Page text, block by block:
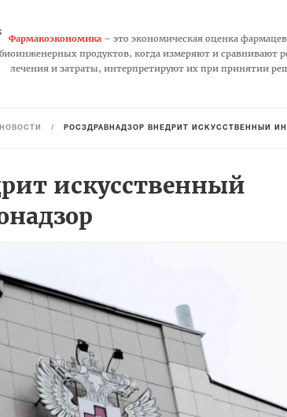
Фармакоэкономика– это экономическая оценка
продуктов, когда измеряют и сравнивают
лечения и затраты, интерпретируют их при принятии
НОВОСТИ / РОСЗДРАВНАДЗОР ВНЕДРИТ ИСКУССТВЕННЫЙ
искусственный